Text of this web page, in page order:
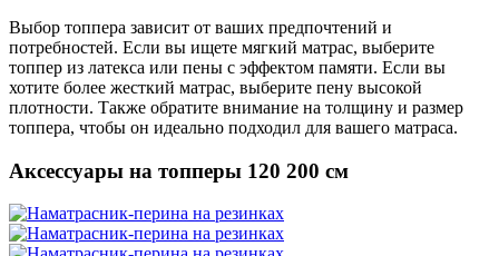
Выбор топпера зависит от ваших предпочтений и
потребностей. Если вы ищете мягкий матрас, выберите
топпер из латекса или пены с эффектом памяти. Если вы
хотите более жесткий матрас, выберите пену высокой
плотности. Также обратите внимание на толщину и размер
топпера, чтобы он идеально подходил для вашего матраса.
Аксессуары на топперы 120 200 см